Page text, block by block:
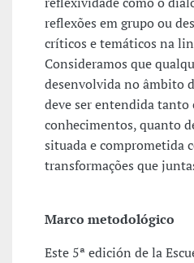
reflexões em grupo ou
críticos e temáticos na
Consideramos que
desenvolvida no âmbito
deve ser entendida tanto
conhecimentos, quanto
situada e comprometida
transformações que
Marco metodológico
Este 5ª edición de la